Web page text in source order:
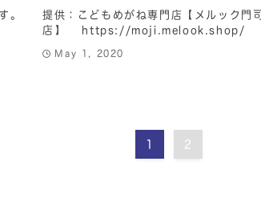
。
提供：こどもめがね専門店【メルック門司
店】 https://moji.melook.shop/
May 1, 2020
1 2